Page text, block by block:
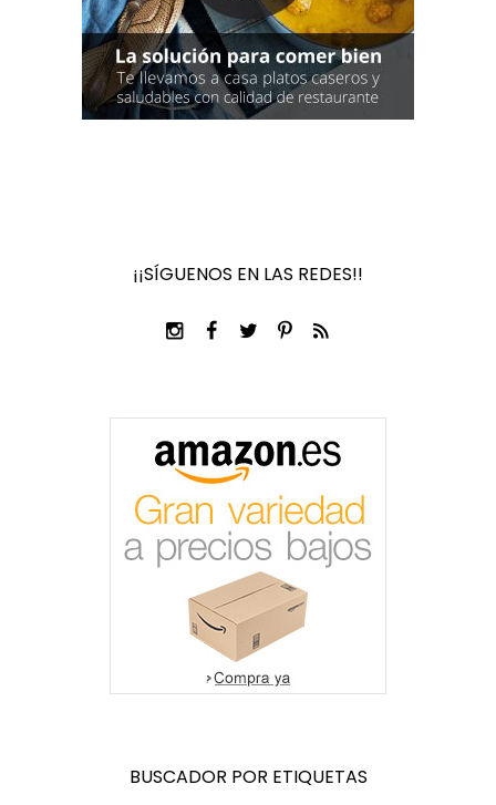
¡¡SÍGUENOS EN LAS REDES!!
BUSCADOR POR ETIQUETAS